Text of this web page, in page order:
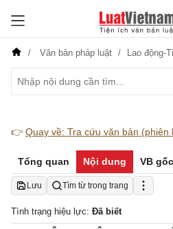
Văn bản pháp luật Lao động-
👉 Quay về: Tra cứu văn bản (phiên
Tổng quan Nội dung VB gốc
Lưu Tìm từ trong trang
Tình trạng hiệu lực: Đã biết